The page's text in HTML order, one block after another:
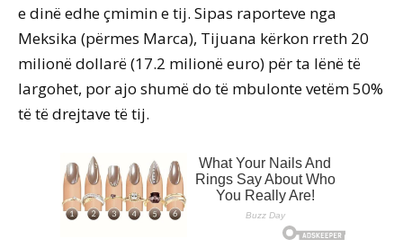
e dinë edhe çmimin e tij. Sipas raporteve nga
Meksika (përmes Marca), Tijuana kërkon rreth 20
milionë dollarë (17.2 milionë euro) për ta lënë të
largohet, por ajo shumë do të mbulonte vetëm 50%
të të drejtave të tij.